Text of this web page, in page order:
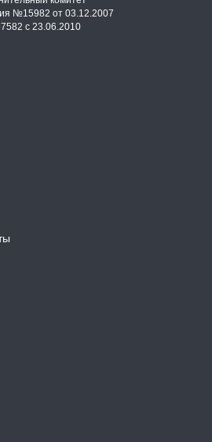
№15982 от 03.12.2007
с 23.06.2010